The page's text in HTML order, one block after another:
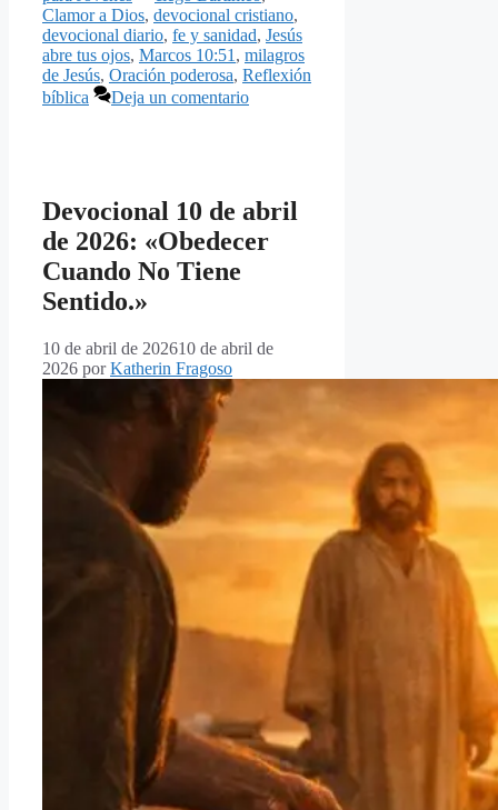
Clamor a Dios, devocional cristiano,
devocional diario, fe y sanidad, Jesús
abre tus ojos, Marcos 10:51 , milagros
de Jesús, Oración poderosa, Reflexión
bíblica
Deja un comentario
Devocional 10 de abril
de 2026: «Obedecer
Cuando No Tiene
Sentido.»
10 de abril de 202610 de abril de
2026 porKatherin Fragoso